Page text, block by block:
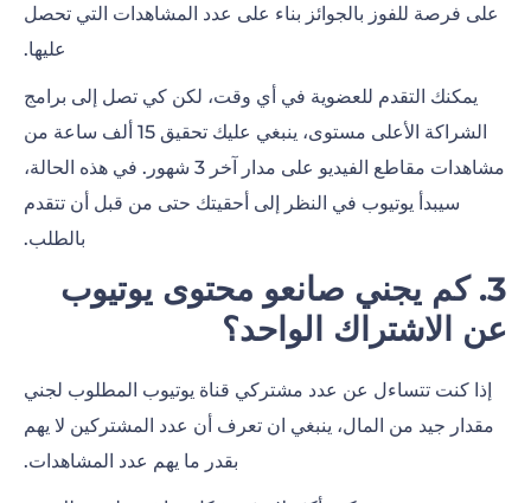
على فرصة للفوز بالجوائز بناء على عدد المشاهدات التي تحصل
عليها.
يمكنك التقدم للعضوية في أي وقت، لكن كي تصل إلى برامج
الشراكة الأعلى مستوى، ينبغي عليك تحقيق 15 ألف ساعة من
مشاهدات مقاطع الفيديو على مدار آخر 3 شهور. في هذه الحالة،
سيبدأ يوتيوب في النظر إلى أحقيتك حتى من قبل أن تتقدم
بالطلب.
3. كم يجني صانعو محتوى يوتيوب
عن الاشتراك الواحد؟
إذا كنت تتساءل عن عدد مشتركي قناة يوتيوب المطلوب لجني
مقدار جيد من المال، ينبغي ان تعرف أن عدد المشتركين لا يهم
بقدر ما يهم عدد المشاهدات.